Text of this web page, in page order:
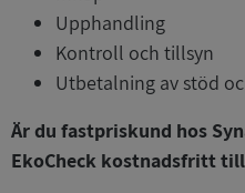
Upphandling
Kontroll och tillsyn
Utbetalning av stöd
Är du fastpriskund hos
EkoCheck kostnadsfritt till